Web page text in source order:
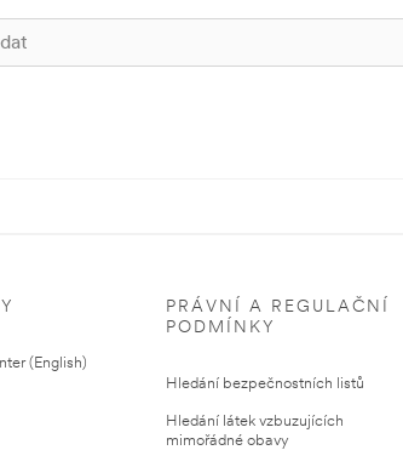
(English)
PRÁVNÍ A REGULAČNÍ
PODMÍNKY
Hledání bezpečnostních listů
Hledání látek vzbuzujících
mimořádné obavy